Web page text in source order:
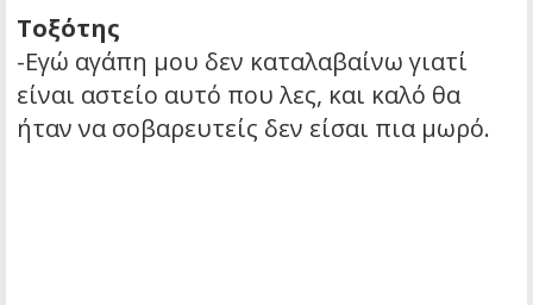
Τοξότης
-Εγώ αγάπη μου δεν καταλαβαίνω γιατί
είναι αστείο αυτό που λες, και καλό θα
ήταν να σοβαρευτείς δεν είσαι πια μωρό.